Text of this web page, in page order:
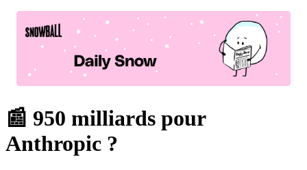
📰 950 milliards pour
Anthropic ?